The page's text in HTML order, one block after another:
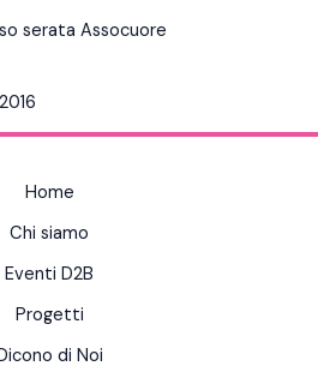
serata Assocuore
Home
Chi siamo
Eventi D2B
Progetti
di Noi